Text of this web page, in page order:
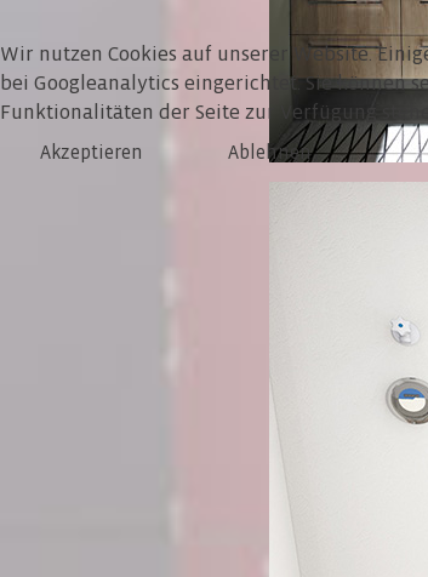
Wir nutzen Cookies auf unserer Website.
bei Googleanalytics eingerichtet. Sie können
Funktionalitäten der Seite zur Verfügung
Akzeptieren Ablehnen